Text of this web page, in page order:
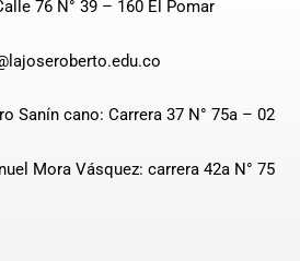
76 N° 39 – 160 El Pomar
Sanín cano: Carrera 37 N° 75a – 02
Mora Vásquez: carrera 42a N° 75